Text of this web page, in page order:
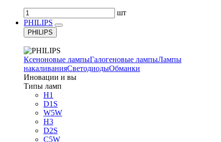
шт
PHILIPS
PHILIPS
Ксеноновые лампыГалогеновые лампыЛампы
накаливанияСветодиодыОбманки
Иновации и вы
Типы ламп
H1
D1S
W5W
H3
D2S
C5W